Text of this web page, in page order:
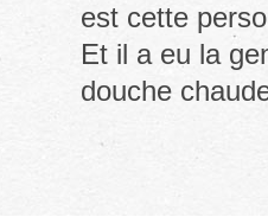
est cette
Et il a eu la
douche